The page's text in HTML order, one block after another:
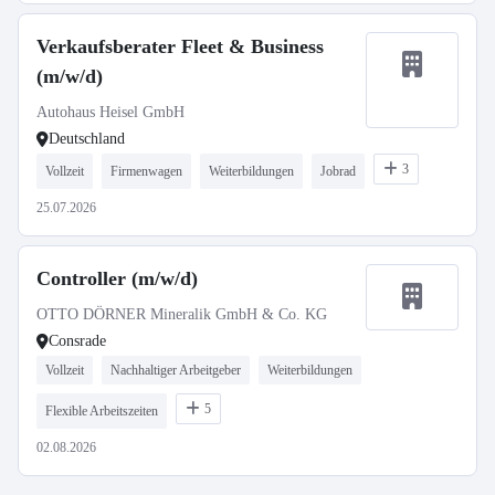
Verkaufsberater Fleet & Business
(m/w/d)
Autohaus Heisel GmbH
Deutschland
Vollzeit Firmenwagen Weiterbildungen Jobrad 3
25.07.2026
Controller (m/w/d)
OTTO DÖRNER Mineralik GmbH & Co. KG
Consrade
Vollzeit Nachhaltiger Arbeitgeber Weiterbildungen
Flexible Arbeitszeiten 5
02.08.2026